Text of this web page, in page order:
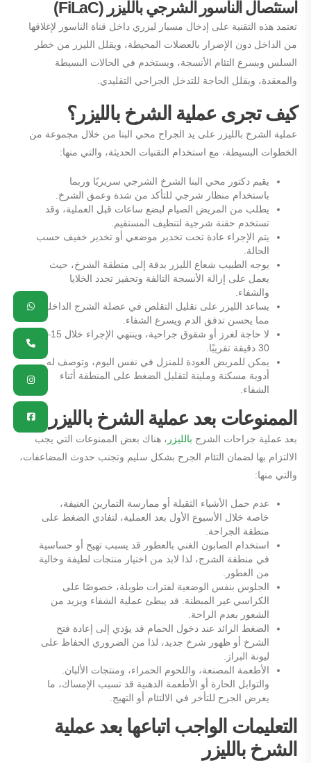
استئصال الناسور الشرجي بالليزر (FiLaC)
تعتمد هذه التقنية على إدخال مسبار ليزري داخل قناة الناسور لإغلاقها
من الداخل دون الإضرار بالعضلات المحيطة، ويقلل الليزر من خطر
السلس ويسرع التئام الأنسجة، ويستخدم في الحالات البسيطة
والمعقدة، ويقلل الحاجة للتدخل الجراحي التقليدي.
كيف تجرى عملية الشرخ بالليزر؟
عملية الشرخ بالليزر على يد الجراح محي البنا من خلال مجموعة من
الخطوات البسيطة، مع استخدام التقنيات الحديثة، والتي منها:
يقيم دكتور محي البنا الشرخ الشرجي سريريًا وربما
باستخدام منظار شرجي للتأكد من شدة وعمق الشرخ.
يطلب من المريض الصيام لبضع ساعات قبل العملية، وقد
تستخدم حقنة شرجية لتنظيف المستقيم.
يتم الإجراء عادة تحت تخدير موضعي أو تخدير خفيف حسب
الحالة.
يوجه الطبيب شعاع الليزر بدقة إلى منطقة الشرخ، حيث
يعمل على إزالة الأنسجة التالفة وتحفيز تجدد الخلايا
والشفاء.
يساعد الليزر على تقليل التقلص في عضلة الشرج الداخلية،
مما يحسن تدفق الدم ويسرع الشفاء.
لا حاجة لغرز أو شقوق جراحية، وينتهي الإجراء خلال 15–
30 دقيقة تقريبًا.
يمكن للمريض العودة للمنزل في نفس اليوم، وتوصف له
أدوية مسكنة وملينة لتقليل الضغط على المنطقة أثناء
الشفاء.
الممنوعات بعد عملية الشرخ بالليزر
بعد عملية جراحات الشرج بالليزر ، هناك بعض الممنوعات التي يجب
الالتزام بها لضمان التئام الجرح بشكل سليم وتجنب حدوث المضاعفات،
والتي منها:
عدم حمل الأشياء الثقيلة أو ممارسة التمارين العنيفة،
خاصة خلال الأسبوع الأول بعد العملية، لتفادي الضغط على
منطقة الجراحة.
استخدام الصابون الغني بالعطور قد يسبب تهيج أو حساسية
في منطقة الشرج، لذا لابد من اختيار منتجات لطيفة وخالية
من العطور.
الجلوس بنفس الوضعية لفترات طويلة، خصوصًا على
الكراسي غير المبطنة. قد يبطئ عملية الشفاء ويزيد من
الشعور بعدم الراحة.
الضغط الزائد عند دخول الحمام قد يؤدي إلى إعادة فتح
الشرخ أو ظهور شرخ جديد، لذا من الضروري الحفاظ على
ليونة البراز.
الأطعمة المصنعة، واللحوم الحمراء، ومنتجات الألبان.
والتوابل الحارة أو الأطعمة الدهنية قد تسبب الإمساك، ما
يعرض الجرح للتأخر في الالتئام أو التهيج.
التعليمات الواجب اتباعها بعد عملية
الشرخ بالليزر